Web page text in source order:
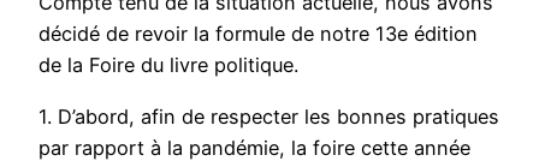
décidé de revoir la formule de notre 13e édition
de la Foire du livre politique.
1. D’abord, afin de respecter les bonnes pratiques
par rapport à la pandémie, la foire cette année